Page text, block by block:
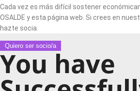
Cada vez es más difícil sostener
OSALDE y esta página web. Si crees en
hazte socia.
Quiero ser socio/a
You have